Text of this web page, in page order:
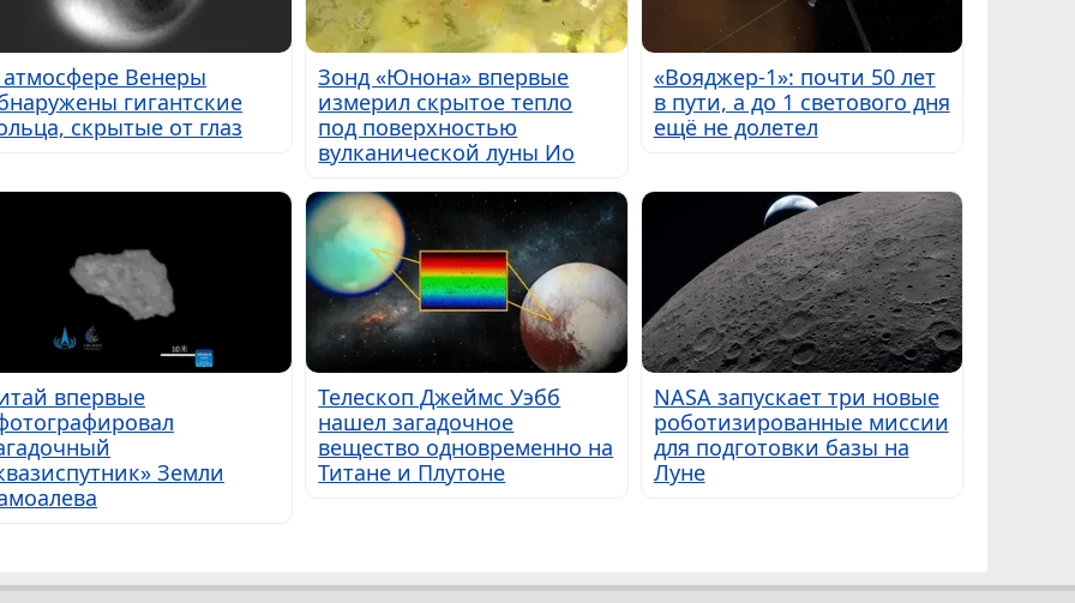
Венеры
гигантские
скрытые от глаз
Зонд «Юнона» впервые
измерил скрытое тепло
под поверхностью
вулканической луны Ио
«Вояджер-1»: почти 50 лет
в пути, а до 1 светового дня
ещё не долетел
впервые
Земли
Телескоп Джеймс Уэбб
нашел загадочное
вещество одновременно на
Титане и Плутоне
NASA запускает три новые
роботизированные миссии
для подготовки базы на
Луне